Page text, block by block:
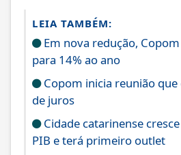
LEIA TAMBÉM:
Em nova redução,
para 14% ao ano
Copom inicia reunião que
de juros
Cidade catarinense
PIB e terá primeiro outlet